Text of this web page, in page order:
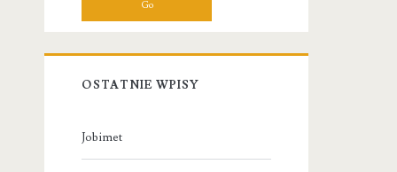
OSTATNIE WPISY
Jobimet